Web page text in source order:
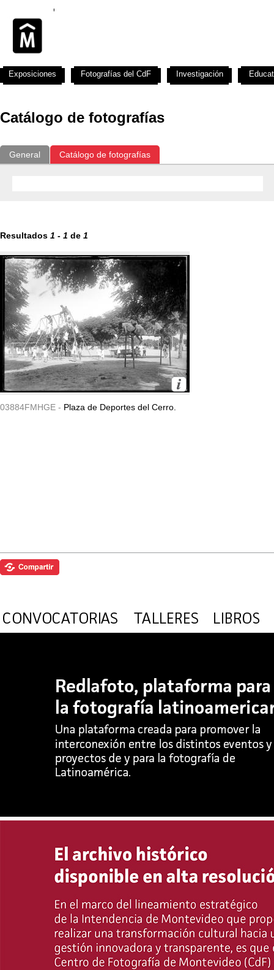
Catálogo de fotografías
General Catálogo de fotografías
Resultados 1 - 1 de 1
03884FMHGE - Plaza de Deportes del Cerro.
Exposiciones Fotografías del CdF Investigación